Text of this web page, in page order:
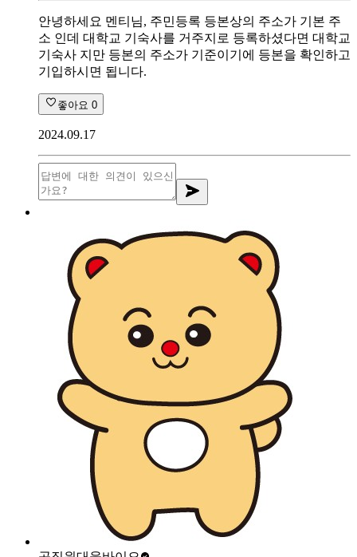
안녕하세요 멘티님, 주민등록 등본상의 주소가 기본 주
소 인데 대학교 기숙사를 거주지로 등록하셨다면 대학교
기숙사 지만 등본의 주소가 기준이기에 등본을 확인하고
기입하시면 됩니다.
좋아요 0
2024.09.17